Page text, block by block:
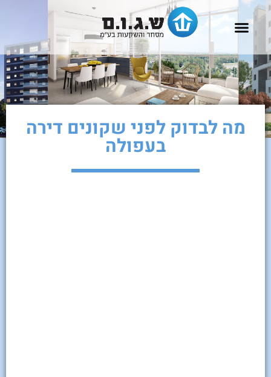
מה לבדוק לפני שקונים דירה
בעפולה